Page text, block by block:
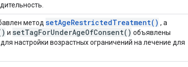
метод setAgeRestrictedTreatment() , а
и setTagForUnderAgeOfConsent() объявлены
настройки возрастных ограничений на лечение для